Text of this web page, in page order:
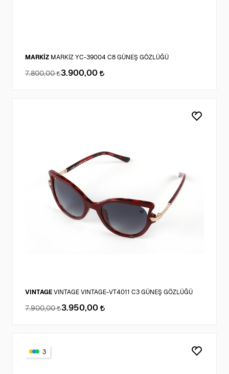
MARKİZ MARKİZ YC-39004 C8 GÜNEŞ GÖZLÜĞÜ
7.800,00 3.900,00
VINTAGE VINTAGE VINTAGE-VT4011 C3 GÜNEŞ GÖZLÜĞÜ
7.900,00 3.950,00
3